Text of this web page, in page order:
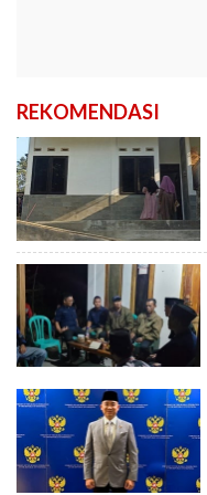
REKOMENDASI